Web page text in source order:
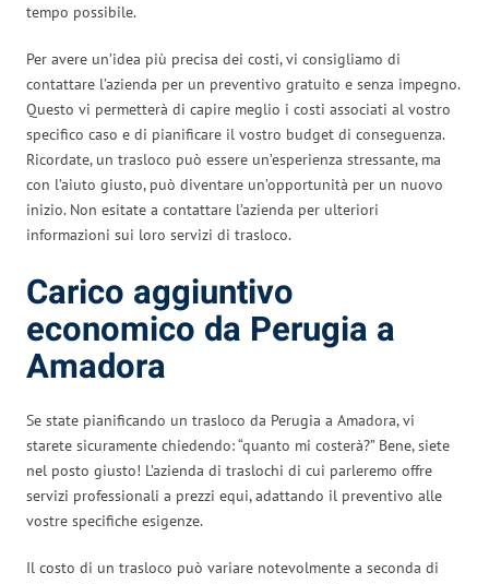
tempo possibile.
Per avere un’idea più precisa dei costi, vi consigliamo di
contattare l’azienda per un preventivo gratuito e senza impegno.
Questo vi permetterà di capire meglio i costi associati al vostro
specifico caso e di pianificare il vostro budget di conseguenza.
Ricordate, un trasloco può essere un’esperienza stressante, ma
con l’aiuto giusto, può diventare un’opportunità per un nuovo
inizio. Non esitate a contattare l’azienda per ulteriori
informazioni sui loro servizi di trasloco.
Carico aggiuntivo
economico da Perugia a
Amadora
Se state pianificando un trasloco da Perugia a Amadora, vi
starete sicuramente chiedendo: “quanto mi costerà?” Bene, siete
nel posto giusto! L’azienda di traslochi di cui parleremo offre
servizi professionali a prezzi equi, adattando il preventivo alle
vostre specifiche esigenze.
Il costo di un trasloco può variare notevolmente a seconda di